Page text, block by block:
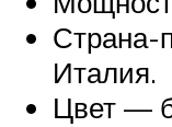
Страна-
Италия.
Цвет —